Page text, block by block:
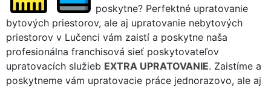
poskytne? Perfektné upratovanie
bytových priestorov, ale aj upratovanie nebytových
priestorov v Lučenci vám zaistí a poskytne naša
profesionálna franchisová sieť poskytovateľov
upratovacích služieb EXTRA UPRATOVANIE. Zaistíme a
poskytneme vám upratovacie práce jednorazovo, ale aj